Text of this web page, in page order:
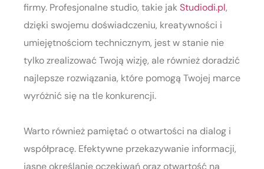
firmy. Profesjonalne studio, takie jakStudiodi.pl,
dzięki swojemu doświadczeniu, kreatywności i
umiejętnościom technicznym, jest w stanie nie
tylko zrealizować Twoją wizję, ale również doradzić
najlepsze rozwiązania, które pomogą Twojej marce
wyróżnić się na tle konkurencji.
Warto również pamiętać o otwartości na dialog i
współpracę. Efektywne przekazywanie informacji,
jasne określanie oczekiwań oraz otwartość na